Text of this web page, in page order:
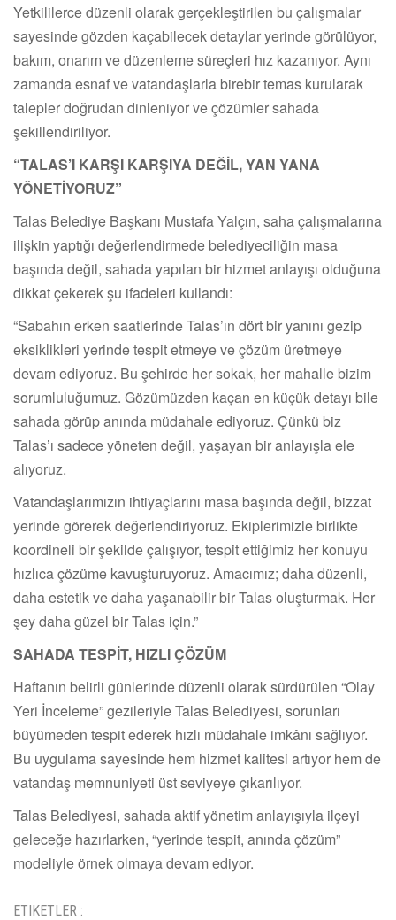
Yetkililerce düzenli olarak gerçekleştirilen bu çalışmalar
sayesinde gözden kaçabilecek detaylar yerinde görülüyor,
bakım, onarım ve düzenleme süreçleri hız kazanıyor. Aynı
zamanda esnaf ve vatandaşlarla birebir temas kurularak
talepler doğrudan dinleniyor ve çözümler sahada
şekillendiriliyor.
“TALAS’I KARŞI KARŞIYA DEĞİL, YAN YANA
YÖNETİYORUZ”
Talas Belediye Başkanı Mustafa Yalçın, saha çalışmalarına
ilişkin yaptığı değerlendirmede belediyeciliğin masa
başında değil, sahada yapılan bir hizmet anlayışı olduğuna
dikkat çekerek şu ifadeleri kullandı:
“Sabahın erken saatlerinde Talas’ın dört bir yanını gezip
eksiklikleri yerinde tespit etmeye ve çözüm üretmeye
devam ediyoruz. Bu şehirde her sokak, her mahalle bizim
sorumluluğumuz. Gözümüzden kaçan en küçük detayı bile
sahada görüp anında müdahale ediyoruz. Çünkü biz
Talas’ı sadece yöneten değil, yaşayan bir anlayışla ele
alıyoruz.
Vatandaşlarımızın ihtiyaçlarını masa başında değil, bizzat
yerinde görerek değerlendiriyoruz. Ekiplerimizle birlikte
koordineli bir şekilde çalışıyor, tespit ettiğimiz her konuyu
hızlıca çözüme kavuşturuyoruz. Amacımız; daha düzenli,
daha estetik ve daha yaşanabilir bir Talas oluşturmak. Her
şey daha güzel bir Talas için.”
SAHADA TESPİT, HIZLI ÇÖZÜM
Haftanın belirli günlerinde düzenli olarak sürdürülen “Olay
Yeri İnceleme” gezileriyle Talas Belediyesi, sorunları
büyümeden tespit ederek hızlı müdahale imkânı sağlıyor.
Bu uygulama sayesinde hem hizmet kalitesi artıyor hem de
vatandaş memnuniyeti üst seviyeye çıkarılıyor.
Talas Belediyesi, sahada aktif yönetim anlayışıyla ilçeyi
geleceğe hazırlarken, “yerinde tespit, anında çözüm”
modeliyle örnek olmaya devam ediyor.
ETIKETLER :